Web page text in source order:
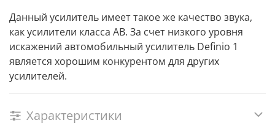
Данный усилитель имеет такое же качество звука,
как усилители класса AB. За счет низкого уровня
искажений автомобильный усилитель Definio 1
является хорошим конкурентом для других
усилителей.
Характеристики